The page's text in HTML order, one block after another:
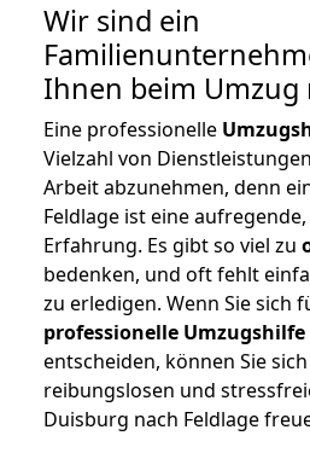
Wir sind ein
Ihnen beim Umzug
Eine professionelle
Vielzahl von
Arbeit abzunehmen, denn
Feldlage ist eine
Erfahrung. Es gibt so viel zu
bedenken, und oft fehlt
zu erledigen. Wenn Sie sich
professionelle Umzugshilfe
entscheiden, können Sie
reibungslosen und
Duisburg nach Feldlage